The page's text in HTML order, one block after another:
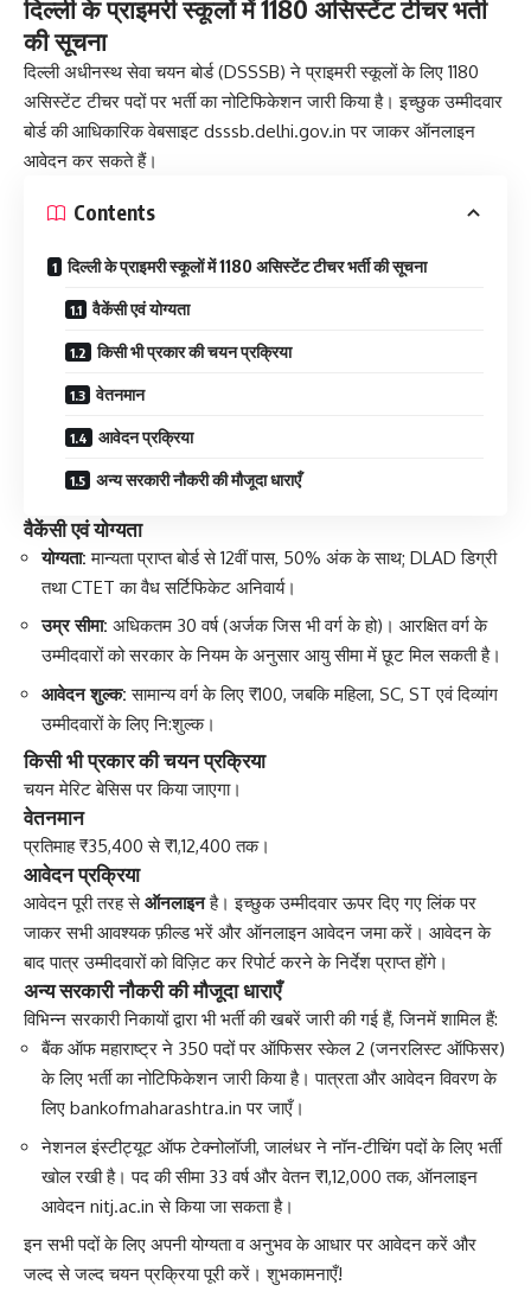
दिल्ली के प्राइमरी स्कूलों में 1180 असिस्टेंट टीचर भर्ती
की सूचना
दिल्ली अधीनस्थ सेवा चयन बोर्ड (DSSSB) ने प्राइमरी स्कूलों के लिए 1180
असिस्टेंट टीचर पदों पर भर्ती का नोटिफिकेशन जारी किया है। इच्छुक उम्मीदवार
बोर्ड की आधिकारिक वेबसाइट dsssb.delhi.gov.in पर जाकर ऑनलाइन
आवेदन कर सकते हैं।
Contents
दिल्ली के प्राइमरी स्कूलों में 1180 असिस्टेंट टीचर भर्ती की सूचना
वैकेंसी एवं योग्यता
किसी भी प्रकार की चयन प्रक्रिया
वेतनमान
आवेदन प्रक्रिया
अन्य सरकारी नौकरी की मौजूदा धाराएँ
वैकेंसी एवं योग्यता
योग्यता: मान्यता प्राप्त बोर्ड से 12वीं पास, 50% अंक के साथ; DLAD डिग्री
तथा CTET का वैध सर्टिफिकेट अनिवार्य।
उम्र सीमा: अधिकतम 30 वर्ष (अर्जक जिस भी वर्ग के हो)। आरक्षित वर्ग के
उम्मीदवारों को सरकार के नियम के अनुसार आयु सीमा में छूट मिल सकती है।
आवेदन शुल्क: सामान्य वर्ग के लिए ₹100, जबकि महिला, SC, ST एवं दिव्यांग
उम्मीदवारों के लिए नि:शुल्क।
किसी भी प्रकार की चयन प्रक्रिया
चयन मेरिट बेसिस पर किया जाएगा।
वेतनमान
प्रतिमाह ₹35,400 से ₹1,12,400 तक।
आवेदन प्रक्रिया
आवेदन पूरी तरह सेऑनलाइनहै। इच्छुक उम्मीदवार ऊपर दिए गए लिंक पर
जाकर सभी आवश्यक फ़ील्ड भरें और ऑनलाइन आवेदन जमा करें। आवेदन के
बाद पात्र उम्मीदवारों को विज़िट कर रिपोर्ट करने के निर्देश प्राप्त होंगे।
अन्य सरकारी नौकरी की मौजूदा धाराएँ
विभिन्न सरकारी निकायों द्वारा भी भर्ती की खबरें जारी की गई हैं, जिनमें शामिल हैं:
बैंक ऑफ महाराष्ट्र ने 350 पदों पर ऑफिसर स्केल 2 (जनरलिस्ट ऑफिसर)
के लिए भर्ती का नोटिफिकेशन जारी किया है। पात्रता और आवेदन विवरण के
लिए bankofmaharashtra.in पर जाएँ।
नेशनल इंस्टीट्यूट ऑफ टेक्नोलॉजी, जालंधर ने नॉन‑टीचिंग पदों के लिए भर्ती
खोल रखी है। पद की सीमा 33 वर्ष और वेतन ₹1,12,000 तक, ऑनलाइन
आवेदन nitj.ac.in से किया जा सकता है।
इन सभी पदों के लिए अपनी योग्यता व अनुभव के आधार पर आवेदन करें और
जल्द से जल्द चयन प्रक्रिया पूरी करें। शुभकामनाएँ!